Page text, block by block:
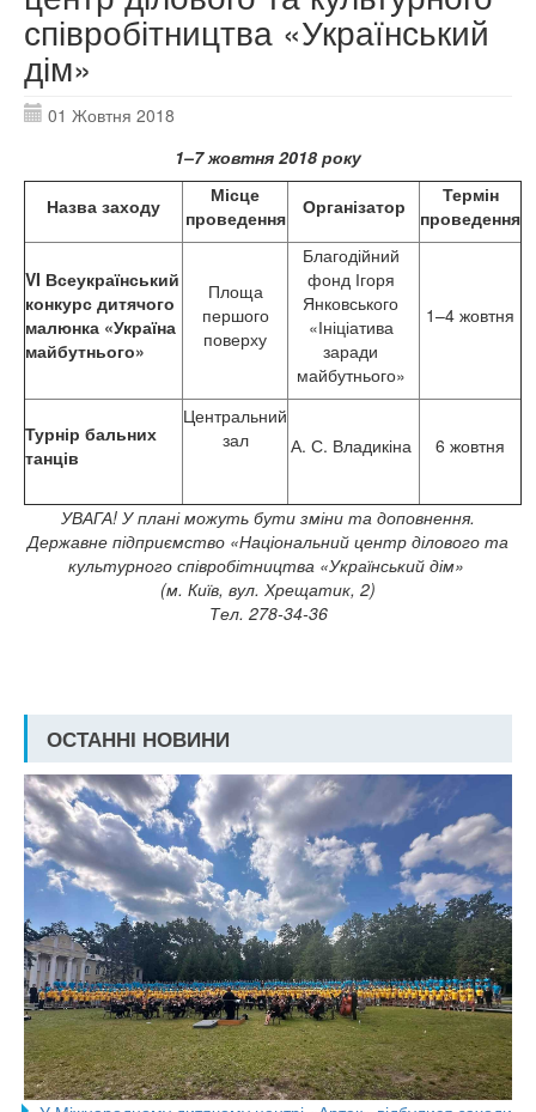
співробітництва «Український
дім»
01 Жовтня 2018
1–7 жовтня 2018 року
Назва заходу
Місце
проведення
Організатор
Термін
проведення
VI Всеукраїнський
конкурс дитячого
малюнка «Україна
майбутнього»
Площа
першого
поверху
Благодійний
фонд Ігоря
Янковського
«Ініціатива
заради
майбутнього»
1–4 жовтня
Турнір бальних
танців
Центральний
зал
А. С. Владикіна 6 жовтня
УВАГА! У плані можуть бути зміни та доповнення.
Державне підприємство «Національний центр ділового та
культурного співробітництва «Український дім»
(м. Київ, вул. Хрещатик, 2)
Тел. 278-34-36
ОСТАННІ НОВИНИ